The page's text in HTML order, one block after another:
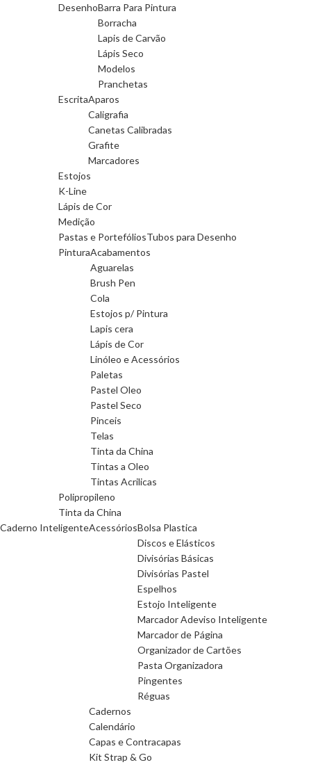
DesenhoBarra Para Pintura
Borracha
Lapis de Carvão
Lápis Seco
Modelos
Pranchetas
EscritaAparos
Caligrafia
Canetas Calibradas
Grafite
Marcadores
Estojos
K-Line
Lápis de Cor
Medição
Pastas e PortefóliosTubos para Desenho
PinturaAcabamentos
Aguarelas
Brush Pen
Cola
Estojos p/ Pintura
Lapis cera
Lápis de Cor
Linóleo e Acessórios
Paletas
Pastel Oleo
Pastel Seco
Pinceis
Telas
Tinta da China
Tintas a Oleo
Tintas Acrilicas
Polipropileno
Tinta da China
Caderno InteligenteAcessóriosBolsa Plastica
Discos e Elásticos
Divisórias Básicas
Divisórias Pastel
Espelhos
Estojo Inteligente
Marcador Adeviso Inteligente
Marcador de Página
Organizador de Cartões
Pasta Organizadora
Pingentes
Réguas
Cadernos
Calendário
Capas e Contracapas
Kit Strap & Go